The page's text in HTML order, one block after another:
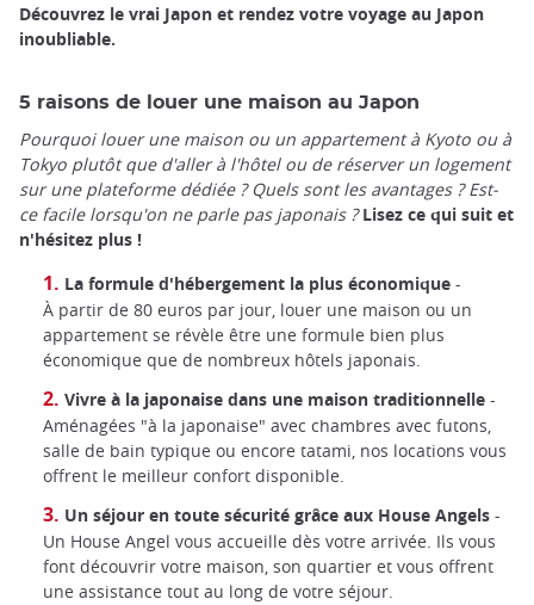
Découvrez le vrai Japon et rendez votre voyage au Japon
inoubliable.
5 raisons de louer une maison au Japon
Pourquoi louer une maison ou un appartement à Kyoto ou à
Tokyo plutôt que d'aller à l'hôtel ou de réserver un logement
sur une plateforme dédiée ? Quels sont les avantages ? Est-
ce facile lorsqu'on ne parle pas japonais ?Lisez ce qui suit et
n'hésitez plus !
La formule d'hébergement la plus économique -
À partir de 80 euros par jour, louer une maison ou un
appartement se révèle être une formule bien plus
économique que de nombreux hôtels japonais.
Vivre à la japonaise dans une maison traditionnelle -
Aménagées "à la japonaise" avec chambres avec futons,
salle de bain typique ou encore tatami, nos locations vous
offrent le meilleur confort disponible.
Un séjour en toute sécurité grâce aux House Angels -
Un House Angel vous accueille dès votre arrivée. Ils vous
font découvrir votre maison, son quartier et vous offrent
une assistance tout au long de votre séjour.